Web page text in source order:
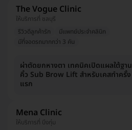
The Vogue Clinic
ให้บริการที่ ชลบุรี
รีวิวดีลูกค้ารัก
มีแพทย์ประจำคลินิก
มีที่จอดรถมากกว่า 3 คัน
ผ่าตัดยกหางตา เทคนิคเปิดแผลใต้ฐาน
คิ้ว Sub Brow Lift สำหรับเคสทำครั้ง
แรก
Mena Clinic
ให้บริการที่ บึงกุ่ม